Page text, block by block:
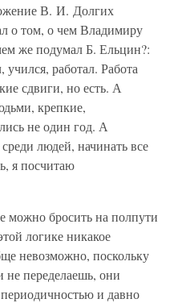
В. И. Долгих
о том, о чем Владимиру
же подумал Б. Ельцин?:
работал. Работа
сдвиги, но есть. А
крепкие,
не один год. А
людей, начинать все
я посчитаю
можно бросить на полпути
логике никакое
невозможно, поскольку
не переделаешь, они
и давно